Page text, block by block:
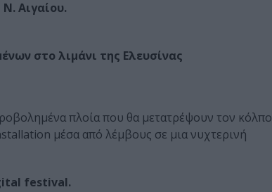
Αιγαίου.
στο λιμάνι της Ελευσίνας
πλοία που θα μετατρέψουν τον κόλπο
μέσα από λέμβους σε μια νυχτερινή
festival.